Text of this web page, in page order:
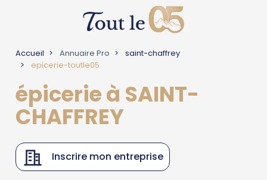
Accueil Annuaire Pro
saint-chaffrey
epicerie-toutle05
épicerie à SAINT-
CHAFFREY
Inscrire mon entreprise